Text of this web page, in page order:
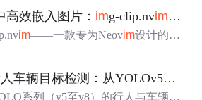
高效嵌入图片： img-clip.nvim专业
im——一款专为Neovim设计的高
、动态路径生成，以及与Telescope.
集成。同时提供安装配置、API调
基于YOLO的行人车辆目标检测：从YOLOv5到YOLOv8的全栈实战指南
系列（v5至v8）的行人与车辆目